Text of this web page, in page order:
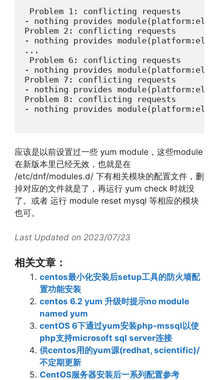
Problem 1: conflicting requests
- nothing provides module(platform:el8)
Problem 2: conflicting requests
- nothing provides module(platform:el8)
...
Problem 6: conflicting requests
- nothing provides module(platform:el8)
Problem 7: conflicting requests
- nothing provides module(platform:el8)
Problem 8: conflicting requests
- nothing provides module(platform:el8)
应该是以前设置过一些 yum module，这些module
在新版本里已经无效，也就是在
/etc/dnf/modules.d/ 下有相关模块的配置文件，删
掉对应的文件就是了，再运行 yum check 时就没
了。或者 运行 module reset mysql 等相应的模块
也可。
Last Updated on 2023/07/23
相关文章：
centos最小化安装后setup工具的防火墙配
置功能安装
centos 6.2 yum 升级时提示no module
named yum
centOS 6下通过yum安装php-mssql以使
php支持microsoft sql server连接
供centos用的yum源(redhat, scientific)/
不定期更新
CentOS服务器安装后一系列配置参考